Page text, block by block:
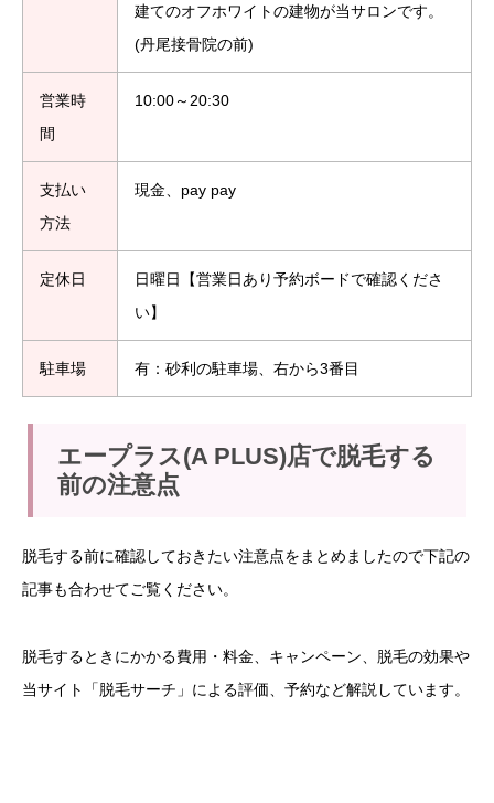
建てのオフホワイトの建物が当サロンです。
(丹尾接骨院の前)
営業時
間
10:00～20:30
支払い
方法
現金、pay pay
定休日
日曜日【営業日あり予約ボードで確認くださ
い】
駐車場 有：砂利の駐車場、右から3番目
エープラス(A PLUS)店で脱毛する
前の注意点
脱毛する前に確認しておきたい注意点をまとめましたので下記の
記事も合わせてご覧ください。
脱毛するときにかかる費用・料金、キャンペーン、脱毛の効果や
当サイト「脱毛サーチ」による評価、予約など解説しています。